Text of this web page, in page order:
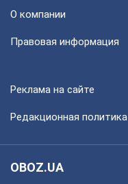
О компании
Правовая информация
Реклама на сайте
Редакционная политика
OBOZ.UA